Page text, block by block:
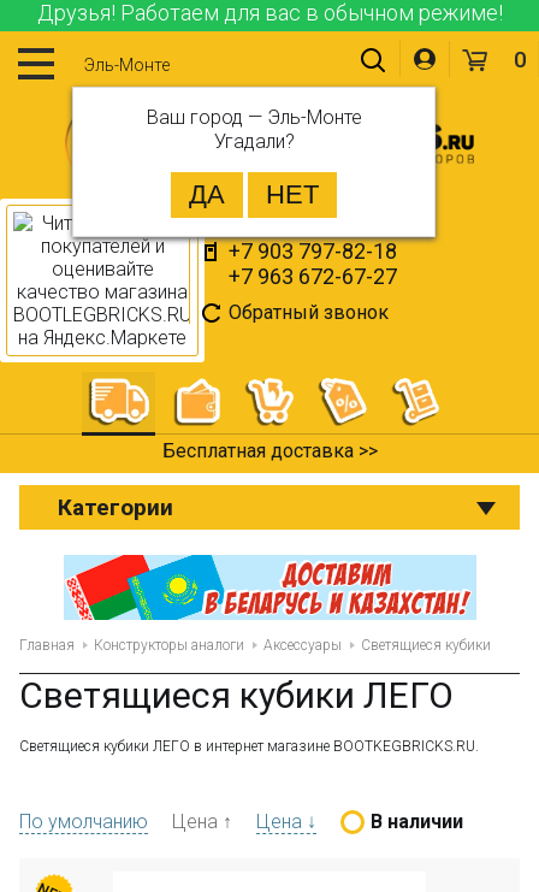
Друзья! Работаем для вас в обычном режиме!
Эль-Монте
Ваш город — Эль-Монте
Угадали?
+7 903 797-82-18
+7 963 672-67-27
Обратный звонок
0
Оплата при получении >>
Категории
Главная Конструкторы аналоги Аксессуары Светящиеся кубики
Светящиеся кубики ЛЕГО
Светящиеся кубики ЛЕГО в интернет магазине BOOTKEGBRICKS.RU.
По умолчанию Цена ↑ Цена ↓ В наличии